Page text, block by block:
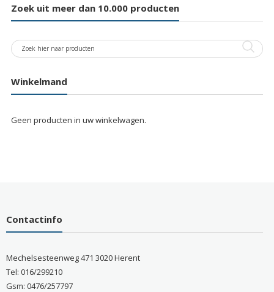
Zoek uit meer dan 10.000 producten
Winkelmand
Geen producten in uw winkelwagen.
Contactinfo
Mechelsesteenweg 471 3020 Herent
Tel: 016/299210
Gsm: 0476/257797